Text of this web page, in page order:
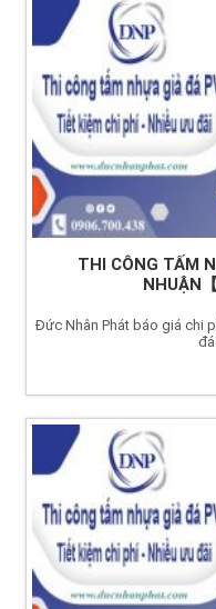
THI CÔNG TẤM
NHUẬN
Đức Nhân Phát báo giá chi
đá